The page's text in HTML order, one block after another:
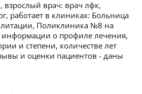
взрослый врач: врач лфк,
работает в клиниках: Больница
Поликлиника №8 на
о профиле лечения,
и степени, количестве лет
и оценки пациентов - даны